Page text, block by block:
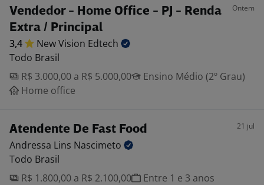
Vendedor - Home Office - PJ - Renda
Extra / Principal
Ontem
3,4 New Vision Edtech
Todo Brasil
R$ 3.000,00 a R$ 5.000,00
Ensino Médio (2º Grau)
Home office
Atendente De Fast Food 21 jul
Andressa Lins Nascimeto
Todo Brasil
R$ 1.800,00 a R$ 2.100,00
Entre 1 e 3 anos